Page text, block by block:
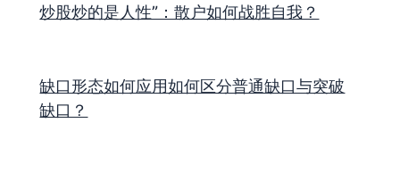
炒股炒的是人性”：散户如何战胜自我？
缺口形态如何应用如何区分普通缺口与突破
缺口？